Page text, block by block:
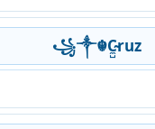
꧁༒☬C̴̼̺ruz